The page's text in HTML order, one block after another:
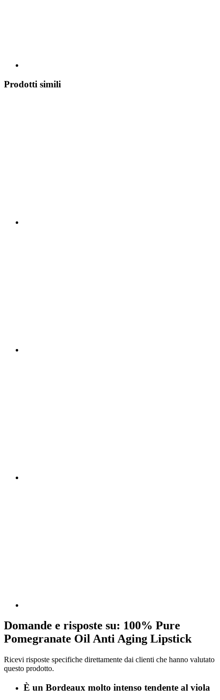
Prodotti simili
Domande e risposte su: 100% Pure
Pomegranate Oil Anti Aging Lipstick
Ricevi risposte specifiche direttamente dai clienti che hanno valutato
questo prodotto.
È un Bordeaux molto intenso tendente al viola